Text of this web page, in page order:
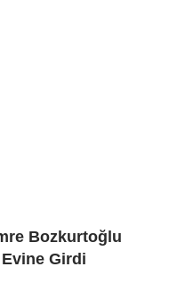
Bozkurtoğlu
Girdi